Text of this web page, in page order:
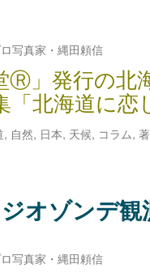
写真家・縄田頼信
Ⓡ」発行の北
「北海道に
, 自然, 日本, 天候, コラム,
オゾンデ
写真家・縄田頼信